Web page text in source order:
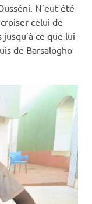
N’eut été
celui de
jusqu’à ce que lui
de Barsalogho